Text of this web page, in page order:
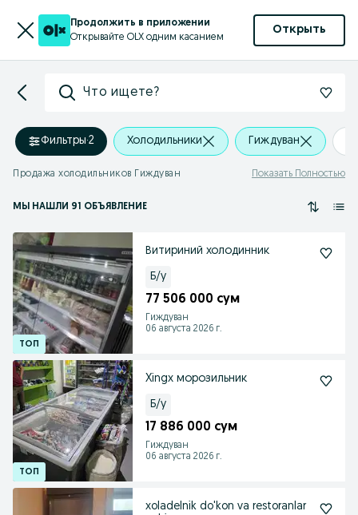
Продолжить в приложении
Открывайте OLX одним касанием
Открыть
Что ищете?
Фильтры·2 Холодильники Гиждуван
Продажа холодильников Гиждуван Показать Полностью
МЫ НАШЛИ 91 ОБЪЯВЛЕНИЕ
Витириний холодинник
Б/у
77 506 000 сум
Гиждуван
06 августа 2026 г.
Xingx морозильник
Б/у
17 886 000 сум
Гиждуван
06 августа 2026 г.
xoladelnik do'kon va restoranlar